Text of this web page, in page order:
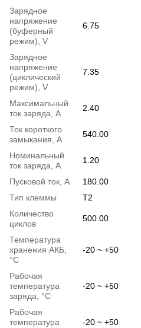
Зарядное
напряжение
(буферный
режим), V
6.75
Зарядное
напряжение
(циклический
режим), V
7.35
Максимальный
ток заряда, A
2.40
Ток короткого
замыкания, A
540.00
Номинальный
ток заряда, A
1.20
Пусковой ток, А
180.00
Тип клеммы
T2
Количество
циклов
500.00
Температура
хранения АКБ,
°C
-20 ~ +50
Рабочая
температура
заряда, °C
-20 ~ +50
Рабочая
температура
-20 ~ +50